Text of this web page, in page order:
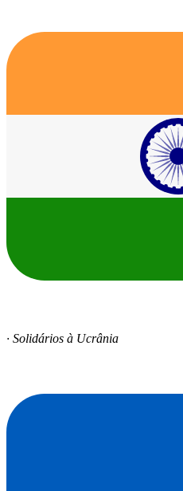
· Solidários à Ucrânia